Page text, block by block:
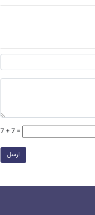
7 + 7 =
ارسل